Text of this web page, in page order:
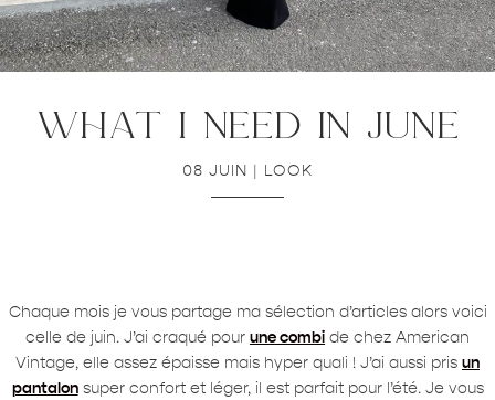
what i need in june
08 JUIN | LOOK
Chaque mois je vous partage ma sélection d’articles alors voici
celle de juin. J’ai craqué pour une combi de chez American
Vintage, elle assez épaisse mais hyper quali ! J’ai aussi pris un
pantalonsuper confort et léger, il est parfait pour l’été. Je vous